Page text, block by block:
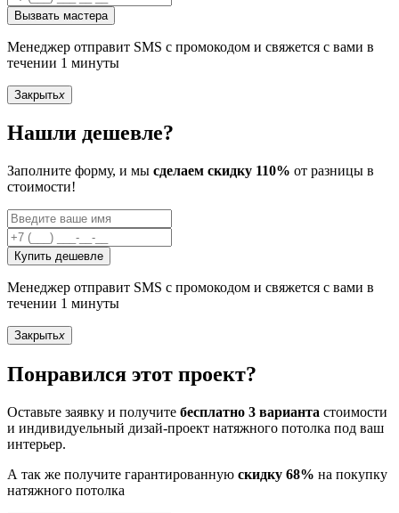
Вызвать мастера
Менеджер отправит SMS с промокодом и свяжется с вами в
течении 1 минуты
Закрытьx
Нашли дешевле?
Заполните форму, и мы сделаем скидку 110% от разницы в
стоимости!
Купить дешевле
Менеджер отправит SMS с промокодом и свяжется с вами в
течении 1 минуты
Закрытьx
Понравился этот проект?
Оставьте заявку и получите бесплатно 3 варианта стоимости
и индивидуельный дизай-проект натяжного потолка под ваш
интерьер.
А так же получите гарантированную скидку 68% на покупку
натяжного потолка